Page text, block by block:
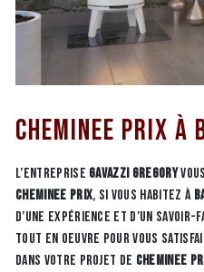
Cheminee prix à
L’entreprise GAVAZZI GREGORY
Cheminee prix, si vous habitez à
d’une expérience et d’un
tout en oeuvre pour vous
dans votre projet de Cheminee